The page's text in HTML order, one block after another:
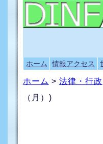
ホーム 情報アクセス
ホーム > 法律・行政
（月）)